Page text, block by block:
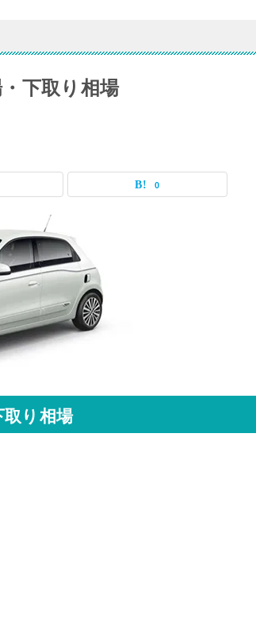
下取り相場
0
取り相場